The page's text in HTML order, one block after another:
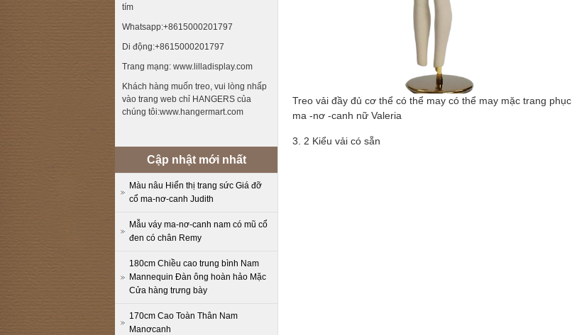
Treo vải đầy đủ cơ thể có thể may có thể may mặc trang phục
ma -nơ -canh nữ Valeria
3. 2 Kiểu vải có sẵn
tím
Whatsapp:+8615000201797
Di động:+8615000201797
Trang mạng: www.lilladisplay.com
Khách hàng muốn treo, vui lòng nhấp
vào trang web chỉ HANGERS của
chúng tôi:www.hangermart.com
Cập nhật mới nhất
Màu nâu Hiển thị trang sức Giá đỡ
cổ ma-nơ-canh Judith
Mẫu váy ma-nơ-canh nam có mũ cổ
đen có chân Remy
180cm Chiều cao trung bình Nam
Mannequin Đàn ông hoàn hảo Mặc
Cửa hàng trưng bày
170cm Cao Toàn Thân Nam
Manơcanh